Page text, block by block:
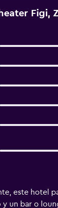
Figi,
este hotel
un bar o